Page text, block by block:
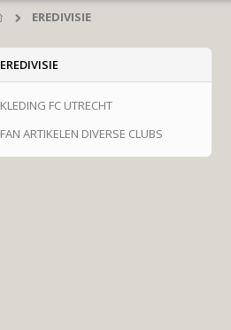
HomeEREDIVISIE
EREDIVISIE
KLEDING FC UTRECHT
FAN ARTIKELEN DIVERSE CLUBS